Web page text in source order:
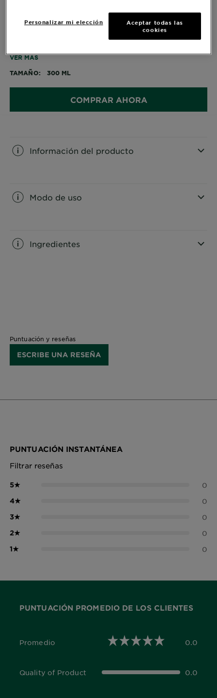
Crema para peinar 3 en 1 de Garnier Fructis Hair Food
efecto anti-frizz. 98% origen natural. Fórmula Vegana.
VER MÁS
TAMAÑO 300 ML
COMPRAR AHORA
Información del producto
Modo de uso
Ingredientes
Puntuación y reseñas
ESCRIBE UNA RESEÑA
PUNTUACIÓN INSTANTÁNEA
Filtrar reseñas
5★ 0
4★ 0
3★ 0
2★ 0
1★ 0
PUNTUACIÓN PROMEDIO DE LOS CLIENTES
Promedio
0.0 out of 5 stars 0.0
Quality of Product
0.0 out of 5 stars 0.0
Aceptar todas las
cookies
Personalizar mi elección